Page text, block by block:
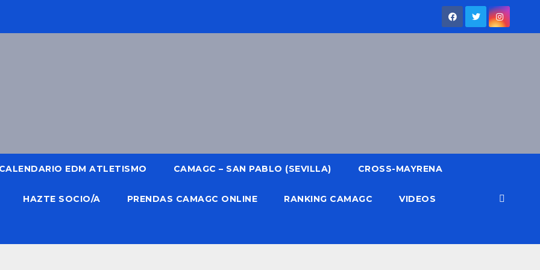
CALENDARIO EDM ATLETISMO CAMAGC – SAN PABLO (SEVILLA) CROSS-MAYRENA
HAZTE SOCIO/A PRENDAS CAMAGC ONLINE RANKING CAMAGC VIDEOS